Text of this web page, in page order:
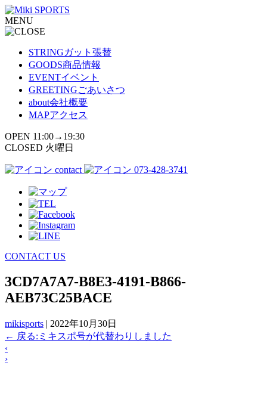
コ
ン
テ
MENU
STRINGガット張替
GOODS商品情報
EVENTイベント
GREETINGごあいさつ
about会社概要
MAPアクセス
OPEN 11:00→19:30
CLOSED 火曜日
contact 073-428-3741
CONTACT US
3CD7A7A7-B8E3-4191-B866-
AEB73C25BACE
mikisports | 2022年10月30日
← 戻る:ミキスポ号が代替わりしました
‹
›